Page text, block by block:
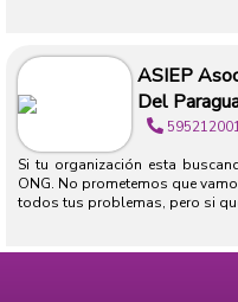
ASIEP
Del
Si tu organización esta
ONG. No prometemos que
todos tus problemas, pero si